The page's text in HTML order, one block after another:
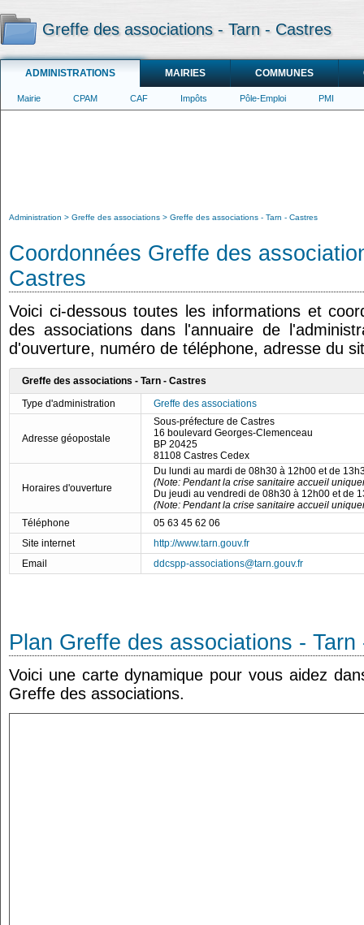
Greffe des associations - Tarn - Castres
ADMINISTRATIONS MAIRIES COMMUNES
Mairie CPAM CAF Impôts Pôle-Emploi PMI
Administration Greffe des associations Greffe des associations - Tarn - Castres
Coordonnées Greffe des
Castres
Voici ci-dessous toutes les informations et
des associations dans l'annuaire de
d'ouverture, numéro de téléphone, adresse du
Greffe des associations - Tarn - Castres
Type d'administration
Greffe des associations
Adresse géopostale
Sous-préfecture de Castres
16 boulevard Georges-Clemenceau
BP 20425
81108 Castres Cedex
Horaires d'ouverture
Du lundi au mardi de 08h30 à 12h00 et de
(Note: Pendant la crise sanitaire accueil
Du jeudi au vendredi de 08h30 à 12h00 et de
(Note: Pendant la crise sanitaire accueil
Téléphone
05 63 45 62 06
Site internet
http://www.tarn.gouv.fr
Email
ddcspp-associations@tarn.gouv.fr
Plan Greffe des associations - Tarn
Voici une carte dynamique pour vous aidez
Greffe des associations.